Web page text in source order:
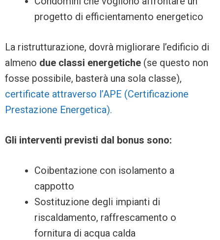
progetto di efficientamento energetico
La ristrutturazione, dovrà migliorare l’edificio di
almeno due classi energetiche (se questo non
fosse possibile, basterà una sola classe),
certificate attraverso l’APE (Certificazione
Prestazione Energetica).
Gli interventi previsti dal bonus sono:
Coibentazione con isolamento a
cappotto
Sostituzione degli impianti di
riscaldamento, raffrescamento o
fornitura di acqua calda